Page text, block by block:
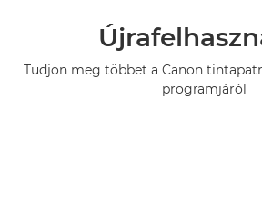
Tudjon meg többet a Canon
programjáról